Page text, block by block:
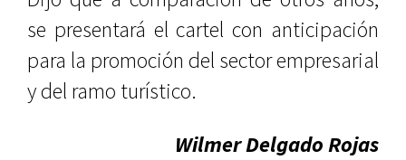
se presentará el cartel con anticipación
para la promoción del sector empresarial
y del ramo turístico.
Wilmer Delgado Rojas